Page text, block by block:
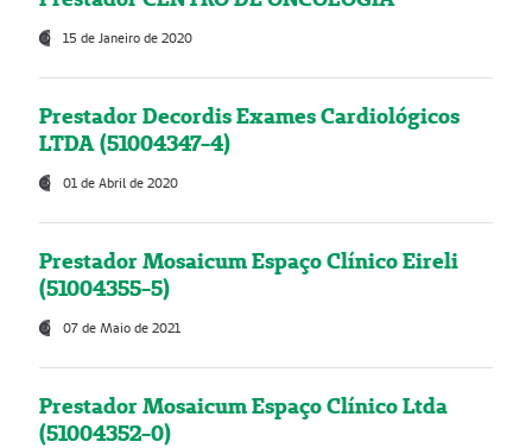
15 de Janeiro de 2020
Prestador Decordis Exames Cardiológicos
LTDA (51004347-4)
01 de Abril de 2020
Prestador Mosaicum Espaço Clínico Eireli
(51004355-5)
07 de Maio de 2021
Prestador Mosaicum Espaço Clínico Ltda
(51004352-0)